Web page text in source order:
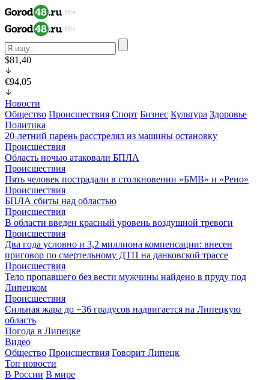
$81,40
€94,05
Новости
Общество Происшествия Спорт Бизнес Культура Здоровье
Политика
20-летний парень расстрелял из машины остановку
Происшествия
Область ночью атаковали БПЛА
Происшествия
Пять человек пострадали в столкновении «БМВ» и «Рено»
Происшествия
БПЛА сбиты над областью
Происшествия
В области введен красный уровень воздушной тревоги
Происшествия
Два года условно и 3,2 миллиона компенсации: внесен
приговор по смертельному ДТП на данковской трассе
Происшествия
Тело пропавшего без вести мужчины найдено в пруду под
Липецком
Происшествия
Сильная жара до +36 градусов надвигается на Липецкую
область
Погода в Липецке
Видео
Общество Происшествия Говорит Липецк
Топ новости
В России В мире